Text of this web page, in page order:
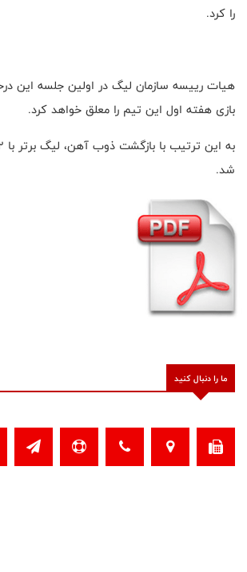
را کرد.
هیات رییسه سازمان لیگ در اولین جلسه این
بازی هفته اول این تیم را معلق خواهد کرد.
شد.
ما را دنبال کنید